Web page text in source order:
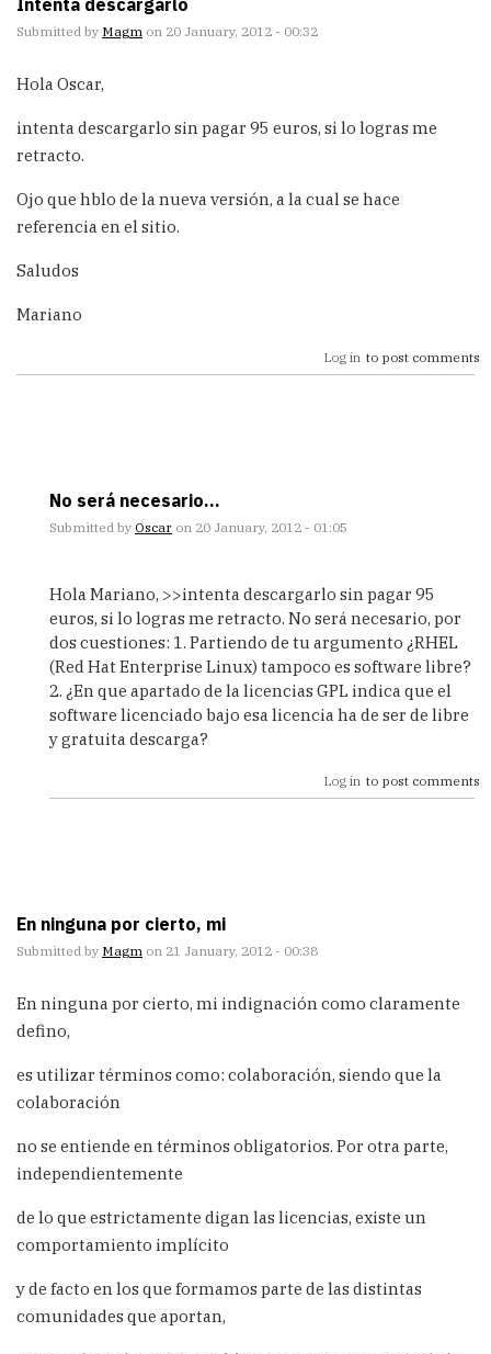
Intenta descargarlo
Submitted by Magm on 20 January, 2012 - 00:32
Hola Oscar,
intenta descargarlo sin pagar 95 euros, si lo logras me
retracto.
Ojo que hblo de la nueva versión, a la cual se hace
referencia en el sitio.
Saludos
Mariano
Log in to post comments
No será necesario...
Submitted by Oscar on 20 January, 2012 - 01:05
reply
Intenta
descargarlo
by
Magm
Hola Mariano, >>intenta descargarlo sin pagar 95
euros, si lo logras me retracto. No será necesario, por
dos cuestiones: 1. Partiendo de tu argumento ¿RHEL
(Red Hat Enterprise Linux) tampoco es software libre?
2. ¿En que apartado de la licencias GPL indica que el
software licenciado bajo esa licencia ha de ser de libre
y gratuita descarga?
Log in to post comments
En ninguna por cierto, mi
Submitted by Magm on 21 January, 2012 - 00:38
En ninguna por cierto, mi indignación como claramente
defino,
es utilizar términos como: colaboración, siendo que la
colaboración
no se entiende en términos obligatorios. Por otra parte,
independientemente
de lo que estrictamente digan las licencias, existe un
comportamiento implícito
y de facto en los que formamos parte de las distintas
comunidades que aportan,